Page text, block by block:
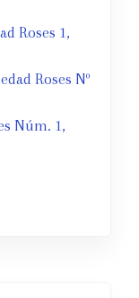
Roses 1,
Roses Nº
Núm. 1,